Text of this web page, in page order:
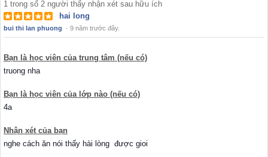
1 trong số 2 người thấy nhận xét sau hữu ích
hai long
bui thi lan phuong · 9 năm trước đây.
Bạn là học viên của trung tâm (nếu có)
truong nha
Bạn là học viên của lớp nào (nếu có)
4a
Nhận xét của bạn
nghe cách ăn nói thấy hài lòng được gioi